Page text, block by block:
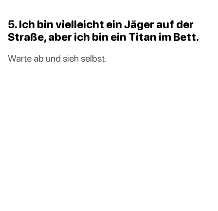
5. Ich bin vielleicht ein Jäger auf der
Straße, aber ich bin ein Titan im Bett.
Warte ab und sieh selbst.